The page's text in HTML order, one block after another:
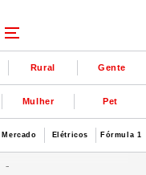
Rural Gente
Mulher Pet
Mercado Elétricos Fórmula 1